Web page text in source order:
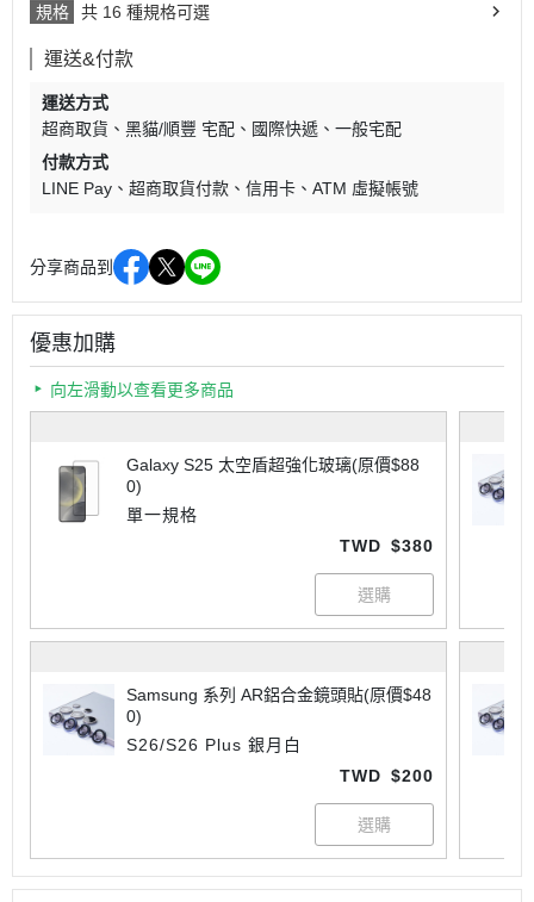
規格 共 16 種規格可選
運送&付款
運送方式
超商取貨
黑貓/順豐 宅配 國際快遞
一般宅配
付款方式
LINE Pay
超商取貨付款 信用卡 ATM 虛擬帳號
分享商品到
優惠加購
向左滑動以查看更多商品
Galaxy S25 太空盾超強化玻璃(原價$88
0)
單一規格
TWD $380
Samsung 系列 AR鋁合金鏡頭貼(原價$48
0)
S26/S26 Plus 銀月白
TWD $200